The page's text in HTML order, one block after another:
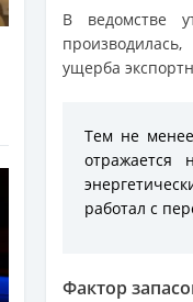
В ведомстве
ущерба
Тем не
отражается
работал с
Фактор